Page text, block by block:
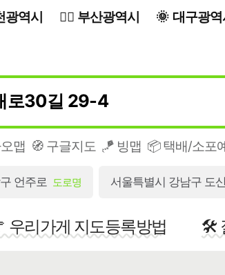
광역시 부산광역시 대구광역
맵 🧭 구글지도 🪁 빙맵 📦 택배/소포
언주로 도로명 서울특별시 강남구 도
우리가게 지도등록방법 🛠️